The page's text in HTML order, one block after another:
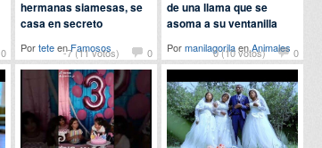
0 -7 (11 votos) 0
hermanas siamesas, se
casa en secreto
PorteteenFamosos 0 (10 votos) 0
de una llama que se
asoma a su ventanilla
PormanilagorilaenAnimales